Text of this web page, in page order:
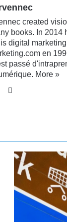
created
books. In 2014
digital
en
passé
More »
Linkedin